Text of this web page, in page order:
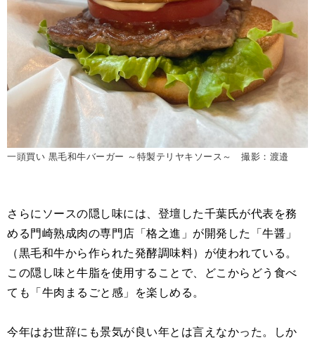
一頭買い 黒毛和牛バーガー ～特製テリヤキソース～ 撮影：渡邉
さらにソースの隠し味には、登壇した千葉氏が代表を務
める門崎熟成肉の専門店「格之進」が開発した「牛醤」
（黒毛和牛から作られた発酵調味料）が使われている。
この隠し味と牛脂を使用することで、どこからどう食べ
ても「牛肉まるごと感」を楽しめる。
今年はお世辞にも景気が良い年とは言えなかった。しか